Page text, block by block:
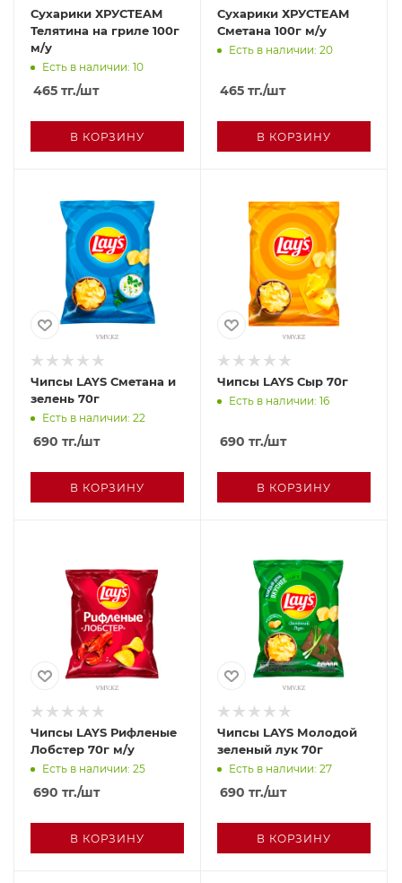
Сухарики ХРУСTEAM
Телятина на гриле 100г
м/у
Есть в наличии: 10
465 тг./шт
В КОРЗИНУ
Сухарики ХРУСTEAM
Сметана 100г м/у
Есть в наличии: 20
465 тг./шт
В КОРЗИНУ
Чипсы LAYS Сметана и
зелень 70г
Есть в наличии: 22
690 тг./шт
В КОРЗИНУ
Чипсы LAYS Сыр 70г
Есть в наличии: 16
690 тг./шт
В КОРЗИНУ
Чипсы LAYS Рифленые
Лобстер 70г м/у
Есть в наличии: 25
690 тг./шт
В КОРЗИНУ
Чипсы LAYS Молодой
зеленый лук 70г
Есть в наличии: 27
690 тг./шт
В КОРЗИНУ